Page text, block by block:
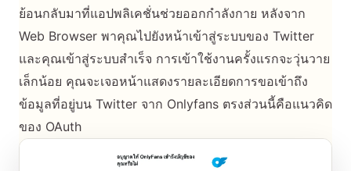
ย้อนกลับมาที่แอปพลิเคชั่นช่วยออกกำลังกาย หลังจาก
Web Browser พาคุณไปยังหน้าเข้าสู่ระบบของ Twitter
และคุณเข้าสู่ระบบสำเร็จ การเข้าใช้งานครั้งแรกจะวุ่นวาย
เล็กน้อย คุณจะเจอหน้าแสดงรายละเอียดการขอเข้าถึง
ข้อมูลที่อยู่บน Twitter จาก Onlyfans ตรงส่วนนี้คือแนวคิด
ของ OAuth